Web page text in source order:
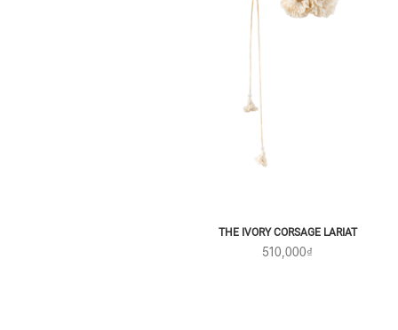
THE IVORY CORSAGE LARIAT
510,000₫